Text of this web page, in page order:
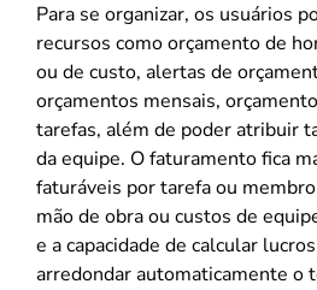
Para se organizar, os usuários
recursos como orçamento de
ou de custo, alertas de
orçamentos mensais,
tarefas, além de poder atribuir
da equipe. O faturamento fica
faturáveis por tarefa ou
mão de obra ou custos de
e a capacidade de calcular
arredondar automaticamente o